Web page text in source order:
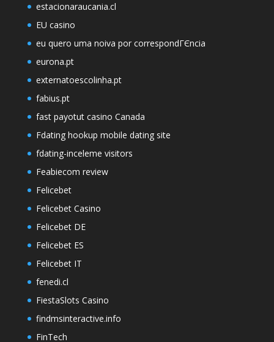
estacionaraucania.cl
EU casino
eu quero uma noiva por correspondГЄncia
eurona.pt
externatoescolinha.pt
fabius.pt
fast payotut casino Canada
Fdating hookup mobile dating site
fdating-inceleme visitors
Feabiecom review
Felicebet
Felicebet Casino
Felicebet DE
Felicebet ES
Felicebet IT
fenedi.cl
FiestaSlots Casino
findmsinteractive.info
FinTech